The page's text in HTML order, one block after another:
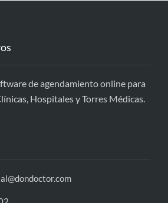
de agendamiento online para
Hospitales y Torres Médicas.